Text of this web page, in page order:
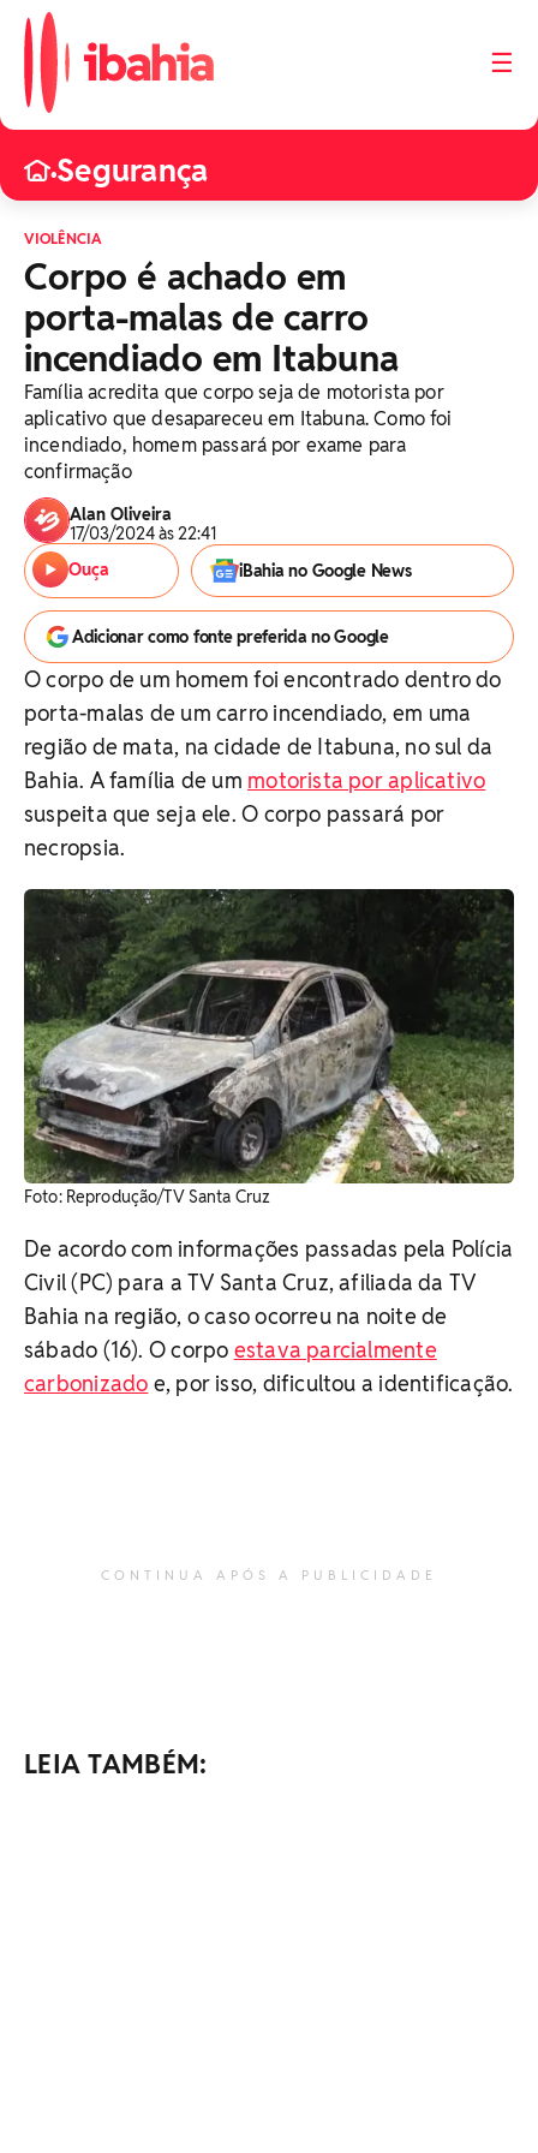
☰
•Segurança
VIOLÊNCIA
Corpo é achado em
porta-malas de carro
incendiado em Itabuna
Família acredita que corpo seja de motorista por
aplicativo que desapareceu em Itabuna. Como foi
incendiado, homem passará por exame para
confirmação
Alan Oliveira
17/03/2024 às 22:41
Ouça
iBahia no Google News
Adicionar como fonte preferida no Google
O corpo de um homem foi encontrado dentro do
porta-malas de um carro incendiado, em uma
região de mata, na cidade de Itabuna, no sul da
Bahia. A família de um motorista por aplicativo
suspeita que seja ele. O corpo passará por
necropsia.
Foto: Reprodução/TV Santa Cruz
De acordo com informações passadas pela Polícia
Civil (PC) para a TV Santa Cruz, afiliada da TV
Bahia na região, o caso ocorreu na noite de
sábado (16). O corpo estava parcialmente
carbonizado e, por isso, dificultou a identificação.
CONTINUA APÓS A PUBLICIDADE
LEIA TAMBÉM: